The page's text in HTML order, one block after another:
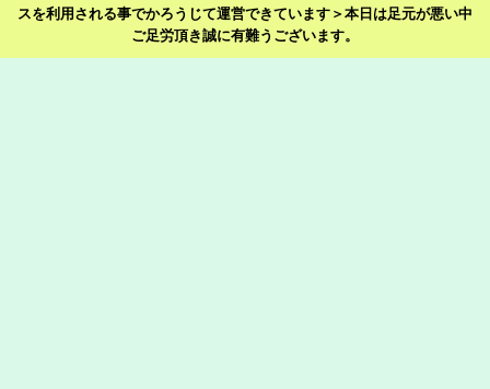
スを利用される事でかろうじて運営できています＞本日は足元が悪い中
ご足労頂き誠に有難うございます。